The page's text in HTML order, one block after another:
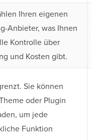
Ihren eigenen
Anbieter, was Ihnen
Kontrolle über
und Kosten gibt.
Sie können
oder Plugin
um jede
Funktion